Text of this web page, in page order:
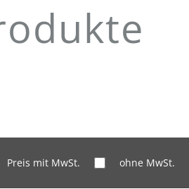
Preis mit MwSt. ohne MwSt.